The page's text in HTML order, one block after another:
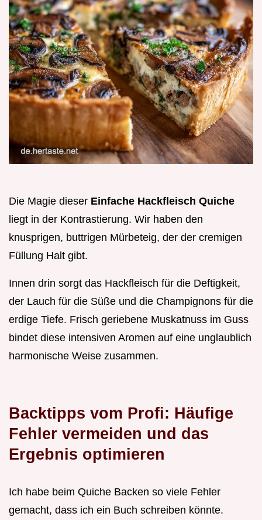
Die Magie dieser Einfache Hackfleisch Quiche
liegt in der Kontrastierung. Wir haben den
knusprigen, buttrigen Mürbeteig, der der cremigen
Füllung Halt gibt.
Innen drin sorgt das Hackfleisch für die Deftigkeit,
der Lauch für die Süße und die Champignons für die
erdige Tiefe. Frisch geriebene Muskatnuss im Guss
bindet diese intensiven Aromen auf eine unglaublich
harmonische Weise zusammen.
Backtipps vom Profi: Häufige
Fehler vermeiden und das
Ergebnis optimieren
Ich habe beim Quiche Backen so viele Fehler
gemacht, dass ich ein Buch schreiben könnte.